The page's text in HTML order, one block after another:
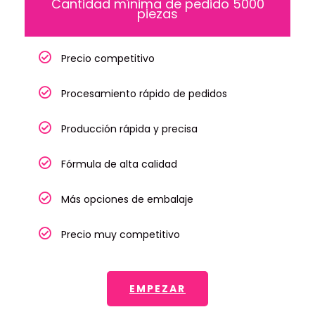
Cantidad mínima de pedido 5000
piezas
Precio competitivo
Procesamiento rápido de pedidos
Producción rápida y precisa
Fórmula de alta calidad
Más opciones de embalaje
Precio muy competitivo
EMPEZAR